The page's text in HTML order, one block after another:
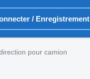
/ Enregistrement
pour camion